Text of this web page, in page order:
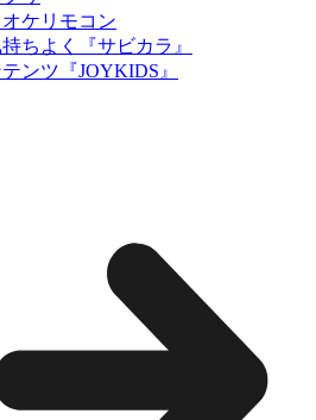
ケリモコン
ちよく『サビカラ』
ンツ『JOYKIDS』